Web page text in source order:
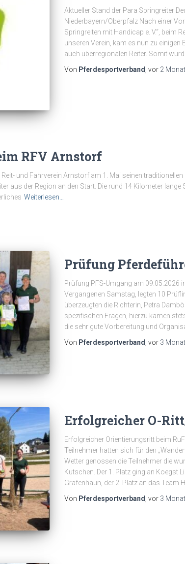
Aktueller Stand der Para Springreiter
Niederbayern/Oberpfalz Nach einer
Springreiten mit Handicap e. V.“, beim
unseren Verein, kam es nun zu
auch überregionalen Reiter. Somit
Von Pferdesportverband , vor 2
RFV Arnstorf
und Fahrverein Arnstorf am 1. Mai seinen
aus der Region an den Start. Die rund 14 Kilometer
Weiterlesen…
Prüfung
Prüfung PFS-Umgang am 09.05.2026
Vergangenen Samstag, legten 10
überzeugten die Richterin, Petra
spezifischen Fragen, hierzu kamen
die sehr gute Vorbereitung und
Von Pferdesportverband, vor 3
Erfolgreicher O-
Erfolgreicher Orientierungsritt beim
Teilnehmer hatten sich für den
Wetter genossen die Teilnehmer die
Kutschen. Der 1. Platz ging an Koegst
Grafenhaun, der 2. Platz an das Team
Von Pferdesportverband , vor 3